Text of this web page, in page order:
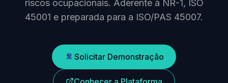
riscos ocupacionais. Aderente à NR-1, ISO
45001 e preparada para a ISO/PAS 45007.
Solicitar Demonstração